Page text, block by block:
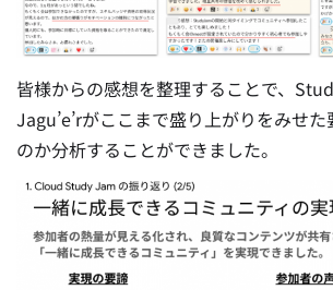
皆様からの感想を整理することで、
Jagu’e’rがここまで盛り上がりをみせ
のか分析することができました。